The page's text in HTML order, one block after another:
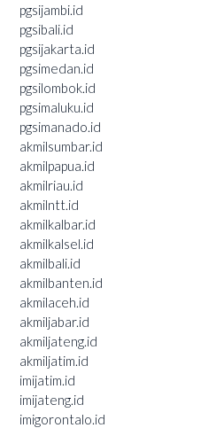
pgsijambi.id
pgsibali.id
pgsijakarta.id
pgsimedan.id
pgsilombok.id
pgsimaluku.id
pgsimanado.id
akmilsumbar.id
akmilpapua.id
akmilriau.id
akmilntt.id
akmilkalbar.id
akmilkalsel.id
akmilbali.id
akmilbanten.id
akmilaceh.id
akmiljabar.id
akmiljateng.id
akmiljatim.id
imijatim.id
imijateng.id
imigorontalo.id